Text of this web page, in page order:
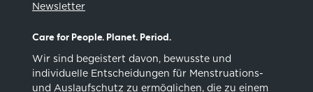
Newsletter
Care for People. Planet. Period.
Wir sind begeistert davon, bewusste und
individuelle Entscheidungen für Menstruations-
und Auslaufschutz zu ermöglichen, die zu einem